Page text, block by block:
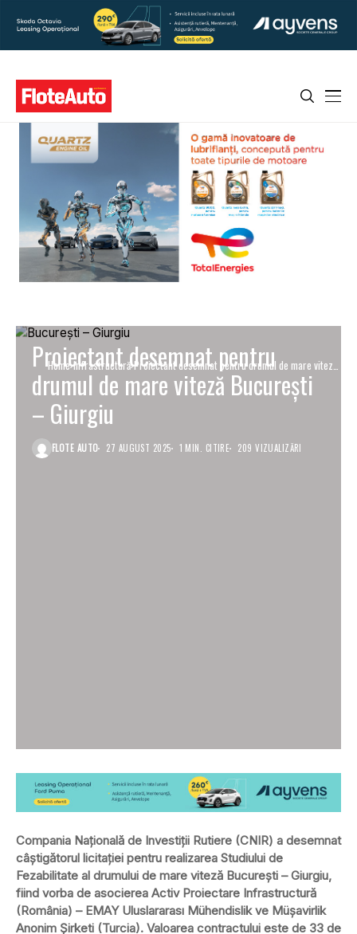
Home Infrastructură Proiectant desemnat pentru drumul de mare viteză
Bucureşti – Giurgiu
Proiectant desemnat pentru
drumul de mare viteză Bucureşti
– Giurgiu
FLOTE AUTO 27 AUGUST 2025 1 MIN. CITIRE 209 VIZUALIZĂRI
Compania Națională de Investiții Rutiere (CNIR) a desemnat
câştigătorul licitației pentru realizarea Studiului de
Fezabilitate al drumului de mare viteză Bucureşti – Giurgiu,
fiind vorba de asocierea Activ Proiectare Infrastructură
(România) – EMAY Uluslararası Mühendislik ve Müşavirlik
Anonim Şirketi (Turcia). Valoarea contractului este de 33 de